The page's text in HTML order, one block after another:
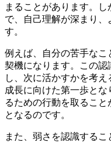
まることがあります。
で、自己理解が深まり
す。
例えば、自分の苦手な
契機になります。この
し、次に活かすかを考
成長に向けた第一歩と
るための行動を取るこ
となるのです。
また、弱さを認識する